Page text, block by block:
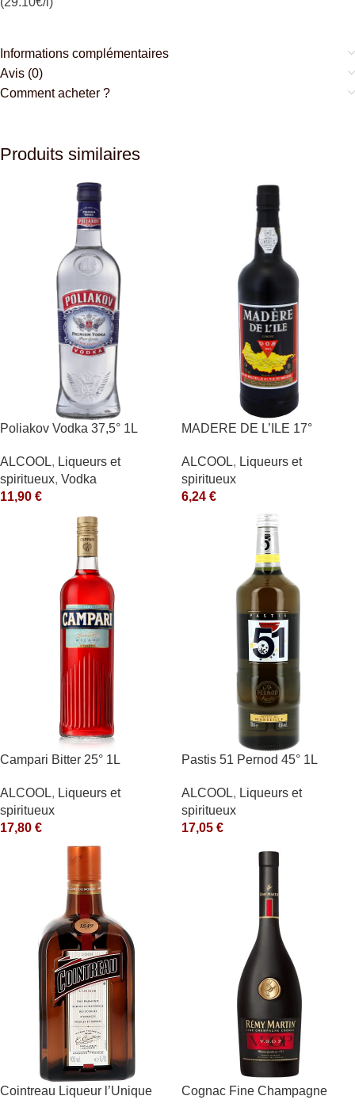
Informations complémentaires
Avis (0)
Comment acheter ?
Produits similaires
Poliakov Vodka 37,5° 1L
ALCOOL, Liqueurs et
spiritueux, Vodka
11,90 €
MADERE DE L’ILE 17°
ALCOOL, Liqueurs et
spiritueux
6,24 €
Campari Bitter 25° 1L
ALCOOL, Liqueurs et
spiritueux
17,80 €
Pastis 51 Pernod 45° 1L
ALCOOL, Liqueurs et
spiritueux
17,05 €
Cointreau Liqueur l’Unique
Cognac Fine Champagne